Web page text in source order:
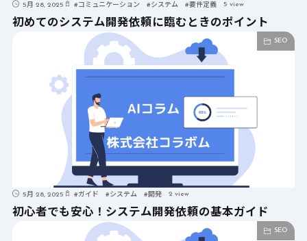
5月 28, 2025 #コミュニケーション #システム #要件定義 5 view
初めてのシステム開発依頼に臨むときのポイント
SEO
5月 28, 2025 #ガイド #システム #開発 2 view
初心者でも安心！システム開発依頼の基本ガイド
SEO